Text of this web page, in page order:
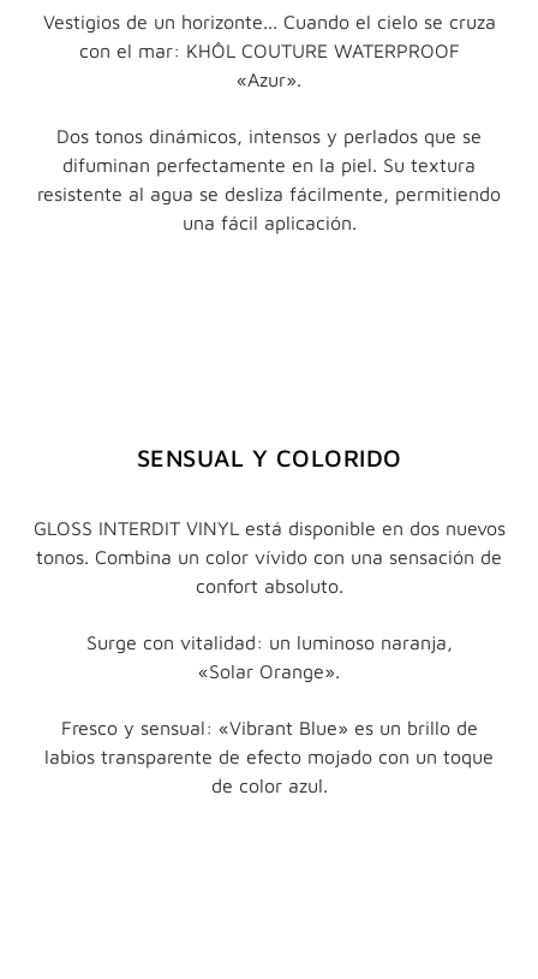
Vestigios de un horizonte... Cuando el cielo se cruza
con el mar: KHÔL COUTURE WATERPROOF
«Azur».
Dos tonos dinámicos, intensos y perlados que se
difuminan perfectamente en la piel. Su textura
resistente al agua se desliza fácilmente, permitiendo
una fácil aplicación.
SENSUAL Y COLORIDO
GLOSS INTERDIT VINYL está disponible en dos nuevos
tonos. Combina un color vívido con una sensación de
confort absoluto.
Surge con vitalidad: un luminoso naranja,
«Solar Orange».
Fresco y sensual: «Vibrant Blue» es un brillo de
labios transparente de efecto mojado con un toque
de color azul.